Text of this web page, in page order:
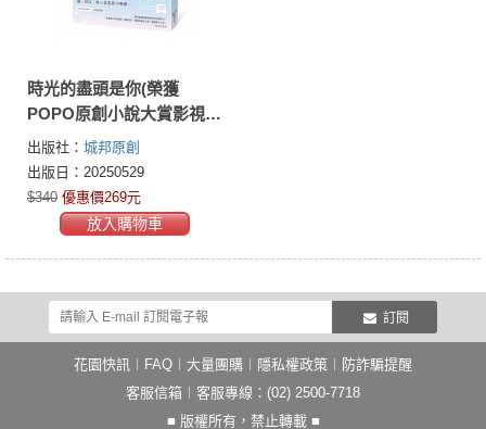
時光的盡頭是你(榮獲
POPO原創小說大賞影視改
編潛力獎，初試啼聲即一
鳴驚人！)
出版社： 城邦原創
出版日：20250529
$340 優惠價269元
放入購物車
訂閱
花園快訊 FAQ 大量團購 隱私權政策
防詐騙提醒
客服信箱 ︱客服專線：(02) 2500-7718
■ 版權所有，禁止轉載 ■